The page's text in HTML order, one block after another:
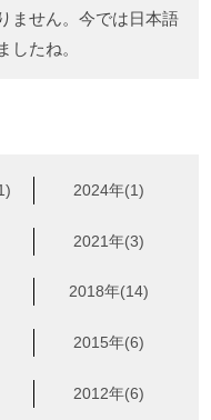
ません。今では日本語
したね。
2024年(1)
2021年(3)
2018年(14)
2015年(6)
2012年(6)